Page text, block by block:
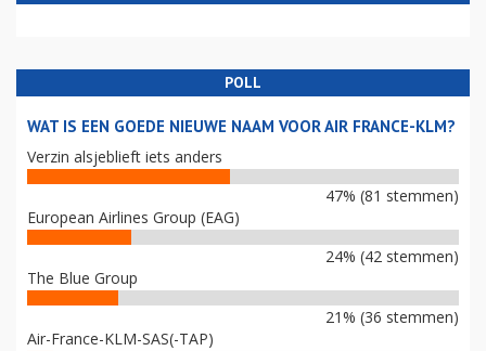
POLL
WAT IS EEN GOEDE NIEUWE NAAM VOOR AIR FRANCE-KLM?
Verzin alsjeblieft iets anders
47% (81 stemmen)
European Airlines Group (EAG)
24% (42 stemmen)
The Blue Group
21% (36 stemmen)
Air-France-KLM-SAS(-TAP)